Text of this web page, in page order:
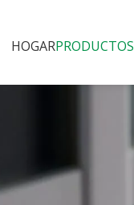
HOGARPRODUCTOS